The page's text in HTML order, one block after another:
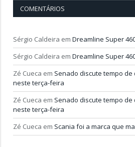
COMENTÁRIOS
Sérgio Caldeira em Dreamline Super
Sérgio Caldeira em Dreamline Super
Zé Cueca em Senado discute tempo
neste terça-feira
Zé Cueca em Senado discute tempo
neste terça-feira
Zé Cueca em Scania foi a marca que